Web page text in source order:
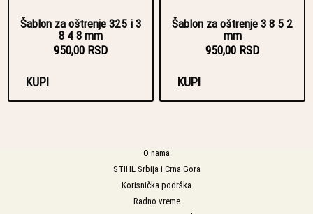
Šablon za oštrenje 325 i 3
8 4 8 mm
950,00 RSD
KUPI
Šablon za oštrenje 3 8 5 2
mm
950,00 RSD
KUPI
O nama
STIHL Srbija i Crna Gora
Korisnička podrška
Radno vreme